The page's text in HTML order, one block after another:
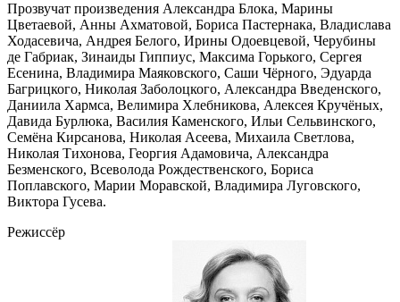
Прозвучат произведения Александра Блока, Марины
Цветаевой, Анны Ахматовой, Бориса Пастернака, Владислава
Ходасевича, Андрея Белого, Ирины Одоевцевой, Черубины
де Габриак, Зинаиды Гиппиус, Максима Горького, Сергея
Есенина, Владимира Маяковского, Саши Чёрного, Эдуарда
Багрицкого, Николая Заболоцкого, Александра Введенского,
Даниила Хармса, Велимира Хлебникова, Алексея Кручёных,
Давида Бурлюка, Василия Каменского, Ильи Сельвинского,
Семёна Кирсанова, Николая Асеева, Михаила Светлова,
Николая Тихонова, Георгия Адамовича, Александра
Безменского, Всеволода Рождественского, Бориса
Поплавского, Марии Моравской, Владимира Луговского,
Виктора Гусева.
Режиссёр